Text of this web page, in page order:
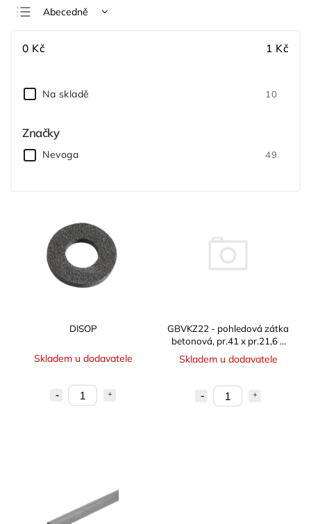
Abecedně
Nejdražší
0 Kč 1 Kč
Na skladě 10
Značky
Nevoga 49
DISOP
Skladem u dodavatele
GBVKZ22 - pohledová zátka
betonová, pr.41 x pr.21,6 x
22 mm
Skladem u dodavatele